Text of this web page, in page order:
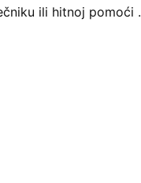
ili hitnoj pomoći .